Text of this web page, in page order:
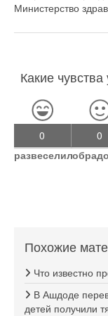
Министерство
Какие
0
развеселил
0
Похожие
Что известно
В Ашдоде
детей получили